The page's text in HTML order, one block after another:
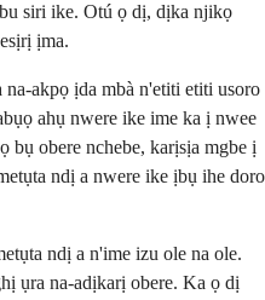
siri ike. Otú ọ dị, dịka njikọ
ịma.
akpọ ịda mbà n'etiti etiti usoro
ahụ nwere ike ime ka ị nwee
bụ obere nchebe, karịsịa mgbe ị
ndị a nwere ike ịbụ ihe doro
ndị a n'ime izu ole na ole.
ụra na-adịkarị obere. Ka ọ dị